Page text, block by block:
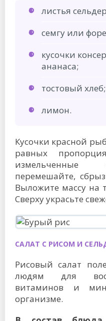
листья
семгу или
кусочки
ананаса;
тостовый хлеб;
лимон.
Кусочки красной
равных
измельченные
перемешайте,
Выложите массу на
Сверху украсьте
САЛАТ С РИСОМ И
Рисовый салат
людям для
витаминов и
организме.